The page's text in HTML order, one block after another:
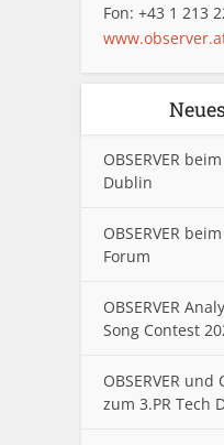
Fon: +43 1 213
OBSERVER
Dublin
OBSERVER
Forum
OBSERVER
Song Contest
OBSERVER
zum 3.PR Tech